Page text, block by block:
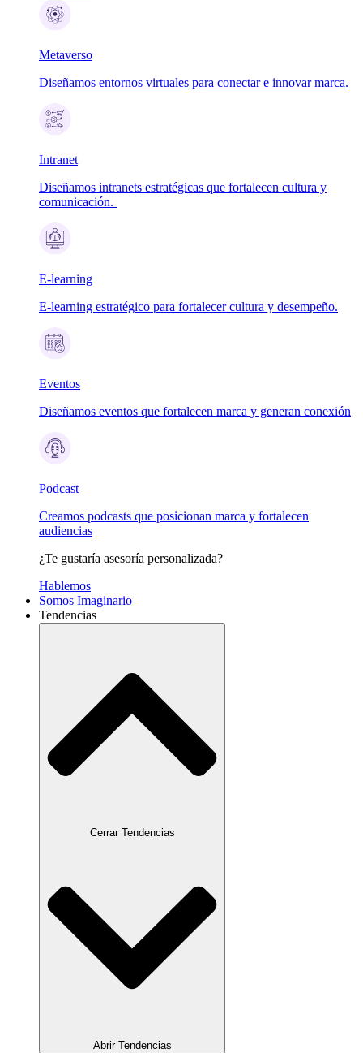
Metaverso
Diseñamos entornos virtuales para conectar e innovar marca.
Intranet
Diseñamos intranets estratégicas que fortalecen cultura y
comunicación.
E-learning
E-learning estratégico para fortalecer cultura y desempeño.
Eventos
Diseñamos eventos que fortalecen marca y generan conexión
Podcast
Creamos podcasts que posicionan marca y fortalecen
audiencias
¿Te gustaría asesoría personalizada?
Hablemos
Somos Imaginario
Tendencias
Cerrar Tendencias
Abrir Tendencias